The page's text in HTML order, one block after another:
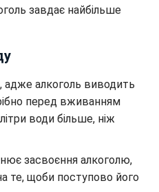
завдає найбільше
адже алкоголь виводить
перед вживанням
води більше, ніж
засвоєння алкоголю,
те, щоби поступово його